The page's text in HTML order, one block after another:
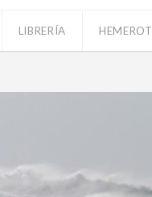
LIBRERÍA